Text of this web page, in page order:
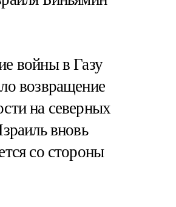
войны в Газу
возвращение
на северных
вновь
со стороны